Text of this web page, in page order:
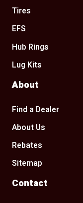
Tires
EFS
Hub Rings
Lug Kits
About
Find a Dealer
About Us
Rebates
Sitemap
Contact